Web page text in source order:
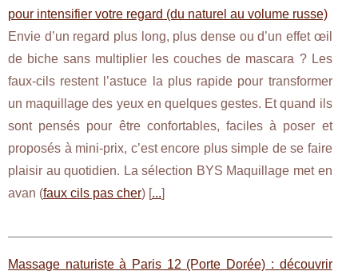
pour intensifier votre regard (du naturel au volume russe)
Envie d’un regard plus long, plus dense ou d’un effet œil
de biche sans multiplier les couches de mascara ? Les
faux-cils restent l’astuce la plus rapide pour transformer
un maquillage des yeux en quelques gestes. Et quand ils
sont pensés pour être confortables, faciles à poser et
proposés à mini-prix, c’est encore plus simple de se faire
plaisir au quotidien. La sélection BYS Maquillage met en
avan (faux cils pas cher) [...]
Massage naturiste à Paris 12 (Porte Dorée) : découvrir